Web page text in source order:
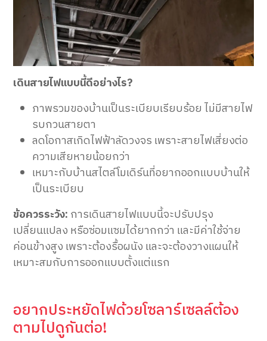
เดินสายไฟแบบนี้ดีอย่างไร?
ภาพรวมของบ้านเป็นระเบียบเรียบร้อย ไม่มีสายไฟ
รบกวนสายตา
ลดโอกาสเกิดไฟฟ้าลัดวงจร เพราะสายไฟเสี่ยงต่อ
ความเสียหายน้อยกว่า
เหมาะกับบ้านสไตล์โมเดิร์นที่อยากออกแบบบ้านให้
เป็นระเบียบ
ข้อควรระวัง: การเดินสายไฟแบบนี้จะปรับปรุง
เปลี่ยนแปลง หรือซ่อมแซมได้ยากกว่า และมีค่าใช้จ่าย
ค่อนข้างสูง เพราะต้องรื้อผนัง และจะต้องวางแผนให้
เหมาะสมกับการออกแบบตั้งแต่แรก
อยากประหยัดไฟด้วยโซลาร์เซลล์ต้อง
ตามไปดูกันต่อ!